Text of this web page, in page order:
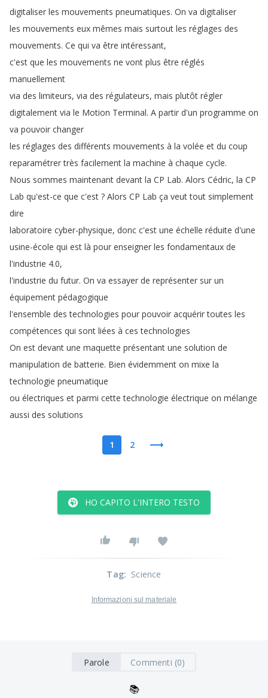
digitaliser les mouvements pneumatiques. On va digitaliser
les mouvements eux mêmes mais surtout les réglages des
mouvements. Ce qui va être intéressant,
c'est que les mouvements ne vont plus être réglés
manuellement
via des limiteurs, via des régulateurs, mais plutôt régler
digitalement via le Motion Terminal. A partir d'un programme on
va pouvoir changer
les réglages des différents mouvements à la volée et du coup
reparamétrer très facilement la machine à chaque cycle.
Nous sommes maintenant devant la CP Lab. Alors Cédric, la CP
Lab qu'est-ce que c'est ? Alors CP Lab ça veut tout simplement
dire
laboratoire cyber-physique, donc c'est une échelle réduite d'une
usine-école qui est là pour enseigner les fondamentaux de
l'industrie 4.0,
l'industrie du futur. On va essayer de représenter sur un
équipement pédagogique
l'ensemble des technologies pour pouvoir acquérir toutes les
compétences qui sont liées à ces technologies
On est devant une maquette présentant une solution de
manipulation de batterie. Bien évidemment on mixe la
technologie pneumatique
ou électriques et parmi cette technologie électrique on mélange
aussi des solutions
1 2
HO CAPITO L'INTERO TESTO
Tag: Science
Informazioni sul materiale
Parole Commenti (0)
📚